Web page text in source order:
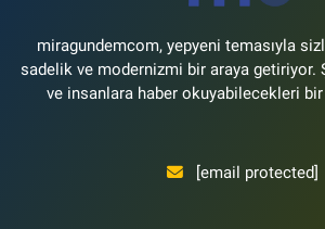
0 (212) 574 24 20
miragundemcom, yepyeni temasıyla
sadelik ve modernizmi bir araya getiriyor.
ve insanlara haber okuyabilecekleri bir
[email protected]